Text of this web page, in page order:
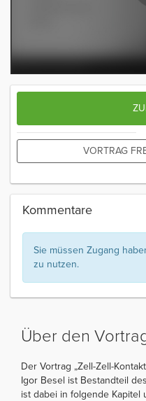
VORTRAG
Kommentare
Sie müssen Zugang
zu nutzen.
Über den
Der Vortrag „Zell-Zell-
Igor Besel ist Bestandteil
ist dabei in folgende Kapitel